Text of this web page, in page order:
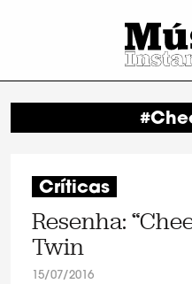
Críticas
Resenha:
Twin
15/07/2016